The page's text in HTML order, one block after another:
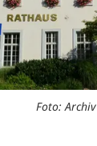
Foto: Archiv